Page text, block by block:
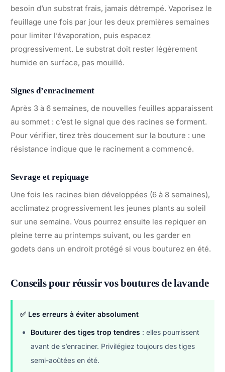
besoin d’un substrat frais, jamais détrempé. Vaporisez le
feuillage une fois par jour les deux premières semaines
pour limiter l’évaporation, puis espacez
progressivement. Le substrat doit rester légèrement
humide en surface, pas mouillé.
Signes d’enracinement
Après 3 à 6 semaines, de nouvelles feuilles apparaissent
au sommet : c’est le signal que des racines se forment.
Pour vérifier, tirez très doucement sur la bouture : une
résistance indique que le racinement a commencé.
Sevrage et repiquage
Une fois les racines bien développées (6 à 8 semaines),
acclimatez progressivement les jeunes plants au soleil
sur une semaine. Vous pourrez ensuite les repiquer en
pleine terre au printemps suivant, ou les garder en
godets dans un endroit protégé si vous bouturez en été.
Conseils pour réussir vos boutures de lavande
✅ Les erreurs à éviter absolument
Bouturer des tiges trop tendres : elles pourrissent
avant de s’enraciner. Privilégiez toujours des tiges
semi-aoûtées en été.